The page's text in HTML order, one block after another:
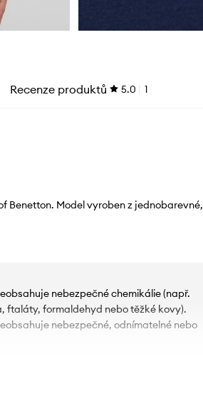
Recenze produktů 5.0 1
Benetton. Model vyroben z jednobarevné,
nebezpečné chemikálie (např.
ftaláty, formaldehyd nebo těžké kovy).
nebezpečné, odnímatelné nebo